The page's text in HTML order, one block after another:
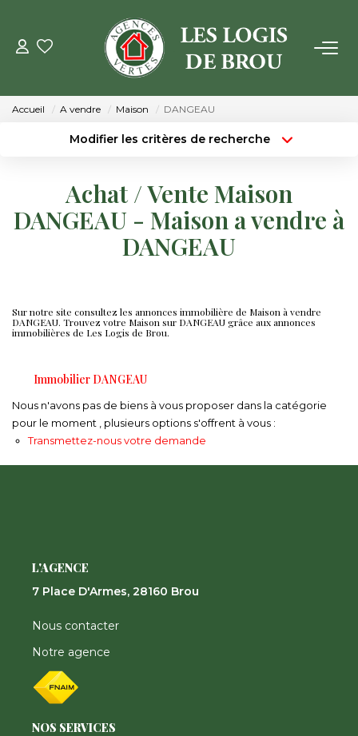
ESTIMATION
Qui Sommes Nous
Notre Équipe
CONTACT
FNAIM
Accueil A vendre Maison DANGEAU
Modifier les critères de recherche
Sélectionnez...
Type de bien
Surface min
Plus de critères
Achat / Vente Maison
DANGEAU - Maison a vendre à
DANGEAU
Sur notre site consultez les annonces immobilière de Maison à vendre
DANGEAU. Trouvez votre Maison sur DANGEAU grâce aux annonces
immobilières de Les Logis de Brou.
Immobilier DANGEAU
Nous n'avons pas de biens à vous proposer dans la catégorie
pour le moment , plusieurs options s'offrent à vous :
Transmettez-nous votre demande
L'AGENCE
7 Place D'Armes, 28160 Brou
Nous contacter
Notre agence
NOS SERVICES